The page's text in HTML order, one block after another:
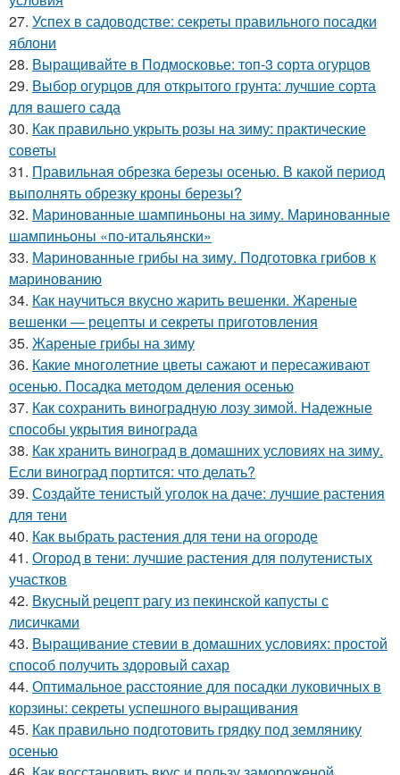
27. Успех в садоводстве: секреты правильного посадки
яблони
28. Выращивайте в Подмосковье: топ-3 сорта огурцов
29. Выбор огурцов для открытого грунта: лучшие сорта
для вашего сада
30. Как правильно укрыть розы на зиму: практические
советы
31. Правильная обрезка березы осенью. В какой период
выполнять обрезку кроны березы?
32. Маринованные шампиньоны на зиму. Маринованные
шампиньоны «по-итальянски»
33. Маринованные грибы на зиму. Подготовка грибов к
маринованию
34. Как научиться вкусно жарить вешенки. Жареные
вешенки — рецепты и секреты приготовления
35. Жареные грибы на зиму
36. Какие многолетние цветы сажают и пересаживают
осенью. Посадка методом деления осенью
37. Как сохранить виноградную лозу зимой. Надежные
способы укрытия винограда
38. Как хранить виноград в домашних условиях на зиму.
Если виноград портится: что делать?
39. Создайте тенистый уголок на даче: лучшие растения
для тени
40. Как выбрать растения для тени на огороде
41. Огород в тени: лучшие растения для полутенистых
участков
42. Вкусный рецепт рагу из пекинской капусты с
лисичками
43. Выращивание стевии в домашних условиях: простой
способ получить здоровый сахар
44. Оптимальное расстояние для посадки луковичных в
корзины: секреты успешного выращивания
45. Как правильно подготовить грядку под землянику
осенью